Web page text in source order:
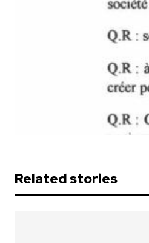
Related stories